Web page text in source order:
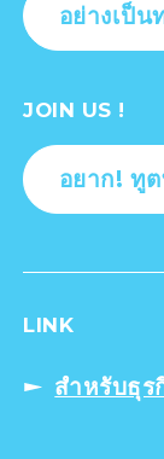
อย่างเป็
JOIN US !
อยาก! ทู
LINK
สำหรับธุร